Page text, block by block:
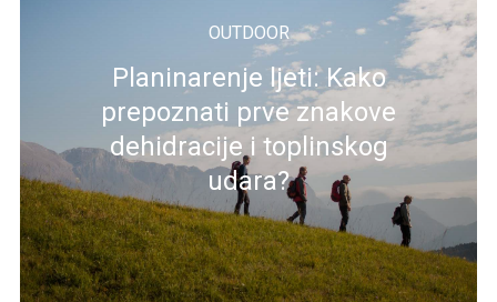
OUTDOOR
Planinarenje ljeti: Kako
prepoznati prve znakove
dehidracije i toplinskog
udara?